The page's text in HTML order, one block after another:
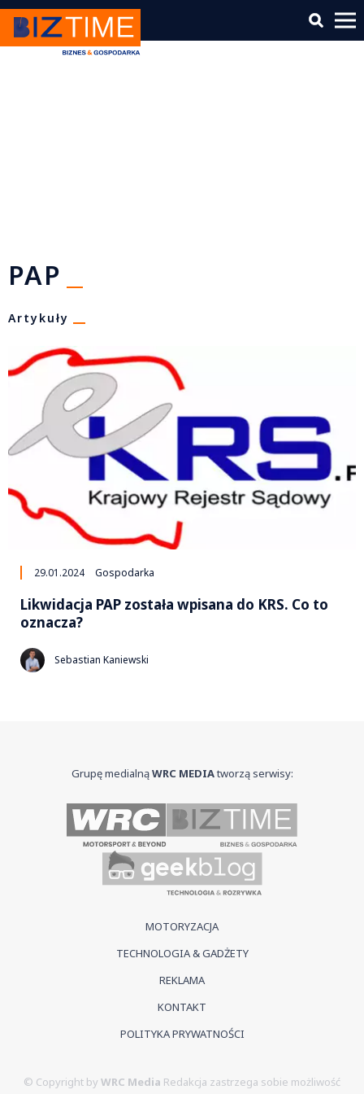
PAP
Artykuły
29.01.2024 Gospodarka
Likwidacja PAP została wpisana do KRS. Co to
oznacza?
Sebastian Kaniewski
Grupę medialnąWRC MEDIAtworzą serwisy:
MOTORYZACJA
TECHNOLOGIA & GADŻETY
REKLAMA
KONTAKT
POLITYKA PRYWATNOŚCI
© Copyright by WRC Media Redakcja zastrzega sobie możliwość